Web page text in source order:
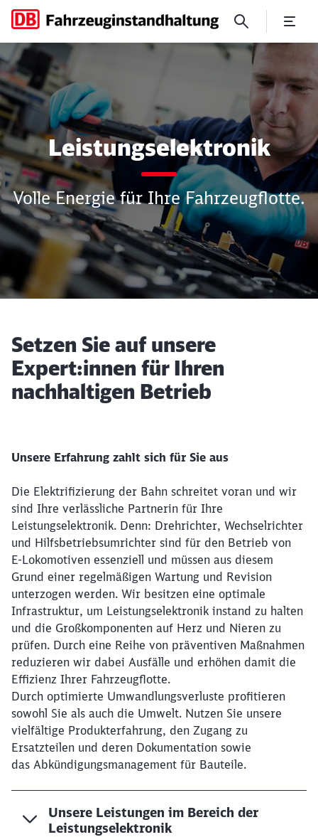
Setzen Sie auf unsere
Leistungselektronik
Volle Energie für Ihre Fahrzeugflotte.
Artikel:
Setzen Sie auf unsere
Expert:innen für Ihren
nachhaltigen Betrieb
Unsere Erfahrung zahlt sich für Sie aus
Die Elektrifizierung der Bahn schreitet voran und wir
sind Ihre verlässliche Partnerin für Ihre
Leistungselektronik. Denn: Drehrichter, Wechselrichter
und Hilfsbetriebsumrichter sind für den Betrieb von
E-Lokomotiven essenziell und müssen aus diesem
Grund einer regelmäßigen Wartung und Revision
unterzogen werden. Wir besitzen eine optimale
Infrastruktur, um Leistungselektronik instand zu halten
und die Großkomponenten auf Herz und Nieren zu
prüfen. Durch eine Reihe von präventiven Maßnahmen
reduzieren wir dabei Ausfälle und erhöhen damit die
Effizienz Ihrer Fahrzeugflotte.
Durch optimierte Umwandlungsverluste profitieren
sowohl Sie als auch die Umwelt. Nutzen Sie unsere
vielfältige Produkterfahrung, den Zugang zu
Ersatzteilen und deren Dokumentation sowie
das Abkündigungsmanagement für Bauteile.
Unsere Leistungen im Bereich der
Leistungselektronik